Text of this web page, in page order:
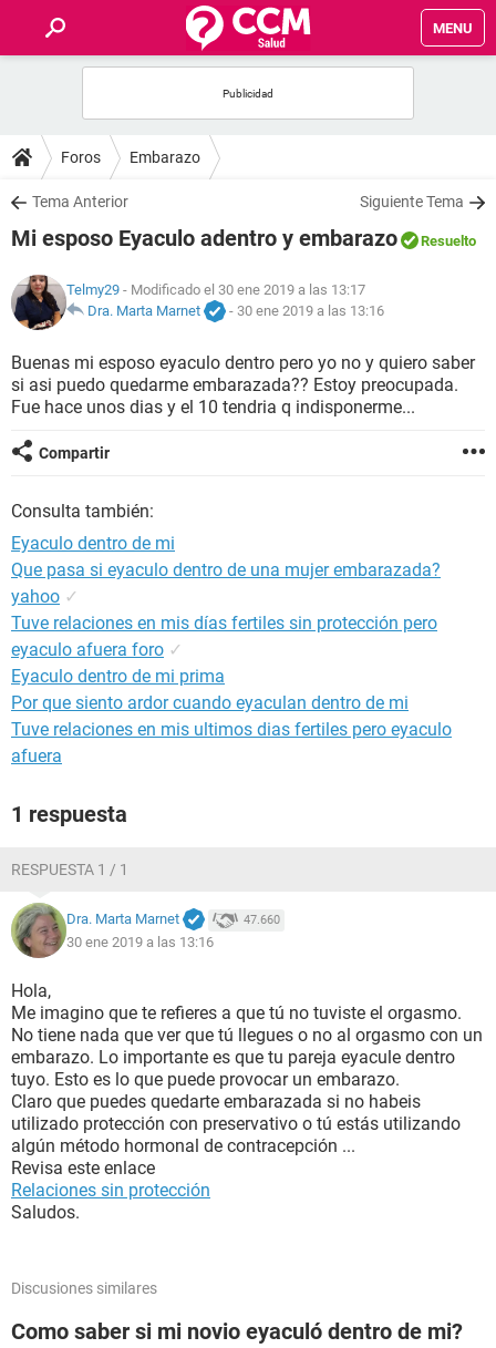
MENU
FOROS
SALUD
FAMILIA
NUTRICIÓN
BIENESTAR
Foros Embarazo
Tema Anterior Siguiente Tema
Mi esposo Eyaculo adentro y embarazo Resuelto
Telmy29 - Modificado el 30 ene 2019 a las 13:17
Dra. Marta Marnet
- 30 ene 2019 a las 13:16
Buenas mi esposo eyaculo dentro pero yo no y quiero saber
si asi puedo quedarme embarazada?? Estoy preocupada.
Fue hace unos dias y el 10 tendria q indisponerme...
Compartir
Consulta también:
Eyaculo dentro de mi
Que pasa si eyaculo dentro de una mujer embarazada?
yahoo ✓
Tuve relaciones en mis días fertiles sin protección pero
eyaculo afuera foro ✓
Eyaculo dentro de mi prima
Por que siento ardor cuando eyaculan dentro de mi
Tuve relaciones en mis ultimos dias fertiles pero eyaculo
afuera
1 respuesta
RESPUESTA 1 / 1
Dra. Marta Marnet 47.660
30 ene 2019 a las 13:16
Hola,
Me imagino que te refieres a que tú no tuviste el orgasmo.
No tiene nada que ver que tú llegues o no al orgasmo con un
embarazo. Lo importante es que tu pareja eyacule dentro
tuyo. Esto es lo que puede provocar un embarazo.
Claro que puedes quedarte embarazada si no habeis
utilizado protección con preservativo o tú estás utilizando
algún método hormonal de contracepción ...
Revisa este enlace
Relaciones sin protección
Saludos.
Discusiones similares
Como saber si mi novio eyaculó dentro de mi?